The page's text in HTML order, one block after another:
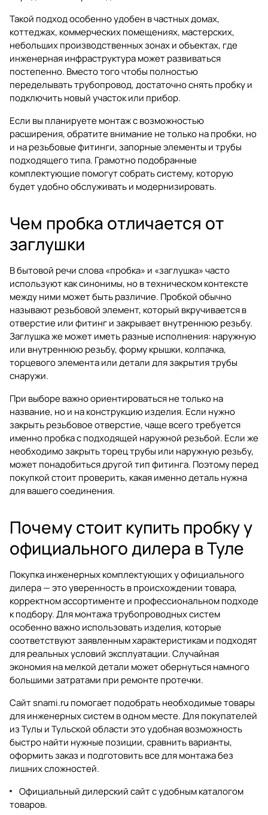
Такой подход особенно удобен в частных домах,
коттеджах, коммерческих помещениях, мастерских,
небольших производственных зонах и объектах, где
инженерная инфраструктура может развиваться
постепенно. Вместо того чтобы полностью
переделывать трубопровод, достаточно снять пробку и
подключить новый участок или прибор.
Если вы планируете монтаж с возможностью
расширения, обратите внимание не только на пробки, но
и нарезьбовые фитинги,запорные элементы итрубы
подходящего типа. Грамотно подобранные
комплектующие помогут собрать систему, которую
будет удобно обслуживать и модернизировать.
Чем пробка отличается от
заглушки
В бытовой речи слова «пробка» и «заглушка» часто
используют как синонимы, но в техническом контексте
между ними может быть различие. Пробкой обычно
называют резьбовой элемент, который вкручивается в
отверстие или фитинг и закрывает внутреннюю резьбу.
Заглушка же может иметь разные исполнения: наружную
или внутреннюю резьбу, форму крышки, колпачка,
торцевого элемента или детали для закрытия трубы
снаружи.
При выборе важно ориентироваться не только на
название, но и на конструкцию изделия. Если нужно
закрыть резьбовое отверстие, чаще всего требуется
именно пробка с подходящей наружной резьбой. Если же
необходимо закрыть торец трубы или наружную резьбу,
может понадобиться другой тип фитинга. Поэтому перед
покупкой стоит проверить, какая именно деталь нужна
для вашего соединения.
Почему стоит купить пробку у
официального дилера в Туле
Покупка инженерных комплектующих у официального
дилера — это уверенность в происхождении товара,
корректном ассортименте и профессиональном подходе
к подбору. Для монтажа трубопроводных систем
особенно важно использовать изделия, которые
соответствуют заявленным характеристикам и подходят
для реальных условий эксплуатации. Случайная
экономия на мелкой детали может обернуться намного
большими затратами при ремонте протечки.
Сайтsnami.ru помогает подобрать необходимые товары
для инженерных систем в одном месте. Для покупателей
из Тулы и Тульской области это удобная возможность
быстро найти нужные позиции, сравнить варианты,
оформить заказ и подготовить все для монтажа без
лишних сложностей.
Официальный дилерский сайт с удобным каталогом
товаров.